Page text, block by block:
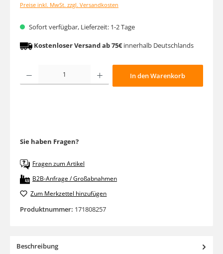
Preise inkl. MwSt. zzgl. Versandkosten
Sofort verfügbar, Lieferzeit: 1-2 Tage
Kostenloser Versand ab 75€innerhalb Deutschlands
Produkt Anzahl: Gib den gewünschten Wert ein oder benutze die
In den Warenkorb
Sie haben Fragen?
Fragen zum Artikel
B2B-Anfrage / Großabnahmen
Zum Merkzettel hinzufügen
Produktnummer: 171808257
Beschreibung